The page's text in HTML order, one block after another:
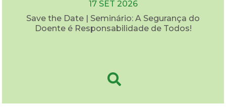
17 SET 2026
Save the Date | Seminário: A Segurança do
Doente é Responsabilidade de Todos!